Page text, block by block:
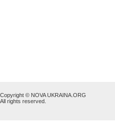
Copyright © NOVA UKRAINA.ORG
All rights reserved.